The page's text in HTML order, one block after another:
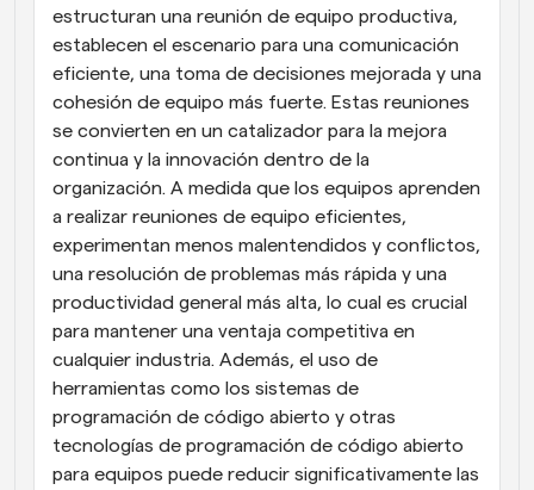
estructuran una reunión de equipo productiva,
establecen el escenario para una comunicación
eficiente, una toma de decisiones mejorada y una
cohesión de equipo más fuerte. Estas reuniones
se convierten en un catalizador para la mejora
continua y la innovación dentro de la
organización. A medida que los equipos aprenden
a realizar reuniones de equipo eficientes,
experimentan menos malentendidos y conflictos,
una resolución de problemas más rápida y una
productividad general más alta, lo cual es crucial
para mantener una ventaja competitiva en
cualquier industria. Además, el uso de
herramientas como los sistemas de
programación de código abierto y otras
tecnologías de programación de código abierto
para equipos puede reducir significativamente las